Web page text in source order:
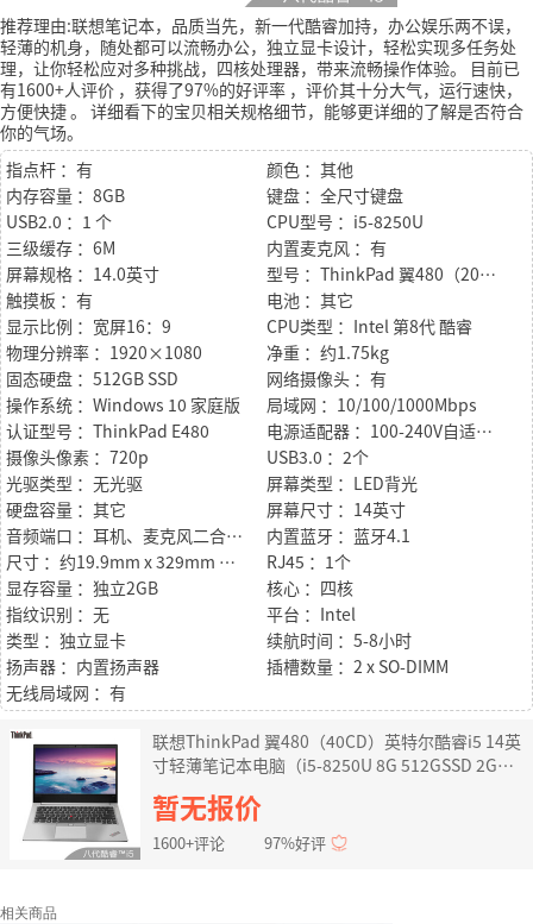
推荐理由:联想笔记本，品质当先，新一代酷睿加持，办公娱乐两不误，
轻薄的机身，随处都可以流畅办公，独立显卡设计，轻松实现多任务处
理，让你轻松应对多种挑战，四核处理器，带来流畅操作体验。
目前已
有1600+人评价 ，获得了97%的好评率 ，评价其十分大气，运行速快，
方便快捷。 详细看下的宝贝相关规格细节，能够更详细的了解是否符合
你的气场。
指点杆 ：有
颜色 ：其他
内存容量 ：8GB
键盘 ：全尺寸键盘
USB2.0 ：1 个
CPU型号 ：i5-8250U
三级缓存 ：6M
内置麦克风 ：有
屏幕规格 ：14.0英寸
型号 ：ThinkPad 翼480（20KNA040CD）
触摸板 ：有
电池 ：其它
显示比例 ：宽屏16：9
CPU类型 ：Intel 第8代 酷睿
物理分辨率 ：1920×1080
净重 ：约1.75kg
固态硬盘 ：512GB SSD
网络摄像头 ：有
操作系统 ：Windows 10 家庭版
局域网 ：10/100/1000Mbps
认证型号 ：ThinkPad E480
电源适配器 ：100-240V自适应交流电源适配器
摄像头像素 ：720p
USB3.0 ：2个
光驱类型 ：无光驱
屏幕类型 ：LED背光
硬盘容量 ：其它
屏幕尺寸 ：14英寸
音频端口 ：耳机、麦克风二合一接口
内置蓝牙 ：蓝牙4.1
尺寸 ：约19.9mm x 329mm x 242mm
RJ45 ：1个
显存容量 ：独立2GB
核心 ：四核
指纹识别 ：无
平台 ：Intel
类型 ：独立显卡
续航时间 ：5-8小时
扬声器 ：内置扬声器
插槽数量 ：2 x SO-DIMM
无线局域网 ：有
联想ThinkPad 翼480（40CD）英特尔酷睿i5 14英
寸轻薄笔记本电脑（i5-8250U 8G 512GSSD 2G独
显 FHD）冰原银
暂无报价
1600+评论 97%好评
相关商品